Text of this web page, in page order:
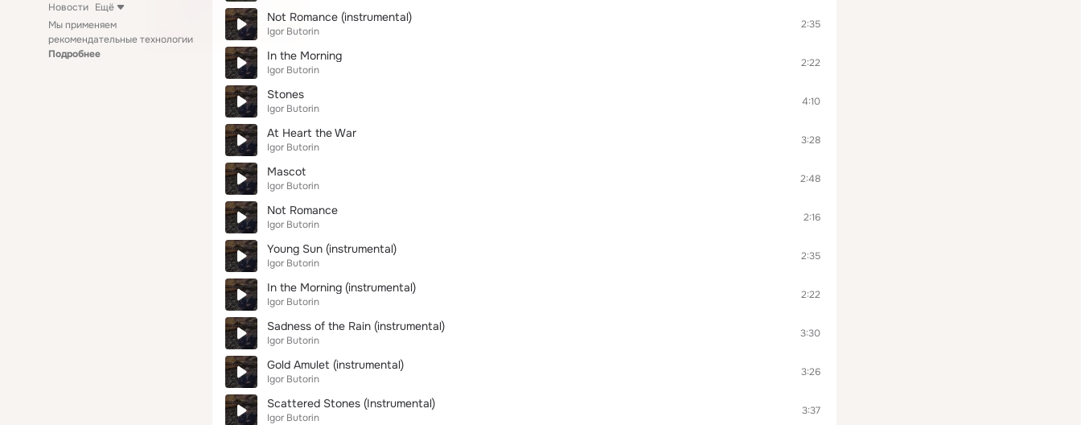
Новости Ещё
Мы применяем
рекомендательные технологии
Подробнее
Not Romance (instrumental)
Igor Butorin
2:35
In the Morning
Igor Butorin
2:22
Stones
Igor Butorin
4:10
At Heart the War
Igor Butorin
3:28
Mascot
Igor Butorin
2:48
Not Romance
Igor Butorin
2:16
Young Sun (instrumental)
Igor Butorin
2:35
In the Morning (instrumental)
Igor Butorin
2:22
Sadness of the Rain (instrumental)
Igor Butorin
3:30
Gold Amulet (instrumental)
Igor Butorin
3:26
Scattered Stones (Instrumental)
Igor Butorin
3:37